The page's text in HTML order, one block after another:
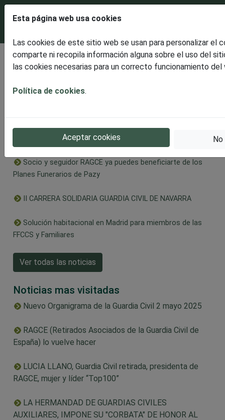
Últimas noticias
Solidaria, dedicada este año al Alzheimer en apoyo a
Comunicado apoyo RAGCE a las ciudades españolas de
Socio y seguidor RAGCE ya puedes beneficiarte de los
Planes Funerarios de Pazy
II CARRERA SOLIDARIA GUARDIA CIVIL DE NAVARRA
Solución habitacional en Madrid para miembros de las
FFCCS y Familiares
Ver todas las noticias
Noticias mas visitadas
Nuevo Organigrama de la Guardia Civil 2 mayo 2025
RAGCE (Retirados Asociados de la Guardia Civil de
España) lo vuelve hacer
LUCIA LLANO, Guardia Civil retirada, presidenta de
RAGCE, mujer y líder “Top100”
LA HERMANDAD DE GUARDIAS CIVILES
AUXILIARES, IMPONE SU "CORBATA" DE HONOR AL
Esta página web usa cookies
Las cookies de este sitio web se usan para personalizar el
comparte ni recopila información alguna sobre el uso del
las cookies necesarias para un correcto funcionamiento del
Política de cookies.
Aceptar cookies